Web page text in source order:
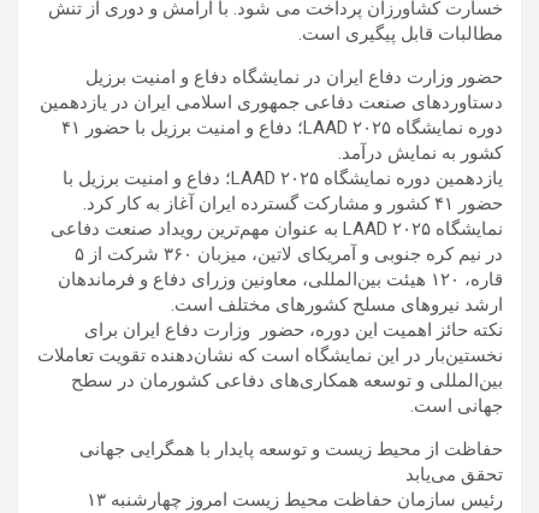
خسارت کشاورزان پرداخت می شود. با آرامش و دوری از تنش
مطالبات قابل پیگیری است.
حضور وزارت دفاع ایران در نمایشگاه دفاع و امنیت برزیل
دستاوردهای صنعت دفاعی جمهوری اسلامی ایران در یازدهمین
دوره نمایشگاه LAAD ۲۰۲۵؛ دفاع و امنیت برزیل با حضور ۴۱
کشور به نمایش درآمد.
یازدهمین دوره نمایشگاه LAAD ۲۰۲۵؛ دفاع و امنیت برزیل با
حضور ۴۱ کشور و مشارکت گسترده ایران آغاز به کار کرد.
نمایشگاه LAAD ۲۰۲۵ به‌ عنوان مهم‌ترین رویداد صنعت دفاعی
در نیم کره جنوبی و آمریکای لاتین، میزبان ۳۶۰ شرکت از ۵
قاره، ۱۲۰ هیئت بین‌المللی، معاونین وزرای دفاع و فرماندهان
ارشد نیروهای مسلح کشورهای مختلف است.
نکته حائز اهمیت این دوره، حضور وزارت دفاع ایران برای
نخستین‌بار در این نمایشگاه است که نشان‌دهنده تقویت تعاملات
بین‌المللی و توسعه همکاری‌های دفاعی کشورمان در سطح
جهانی است.
حفاظت از محیط زیست و توسعه پایدار با همگرایی جهانی
تحقق می‌یابد
رئیس سازمان حفاظت محیط زیست امروز چهارشنبه ۱۳